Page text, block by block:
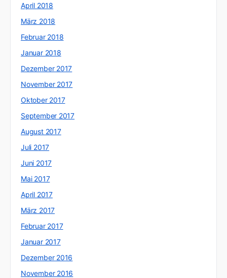
April 2018
März 2018
Februar 2018
Januar 2018
Dezember 2017
November 2017
Oktober 2017
September 2017
August 2017
Juli 2017
Juni 2017
Mai 2017
April 2017
März 2017
Februar 2017
Januar 2017
Dezember 2016
November 2016